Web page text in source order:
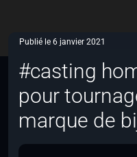
Publié le 6 janvier 2021
#casting
pour
marque de